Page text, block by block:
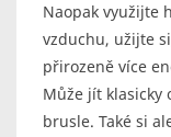
Naopak využijte
vzduchu, užijte
přirozeně více
Může jít klasicky
brusle. Také si